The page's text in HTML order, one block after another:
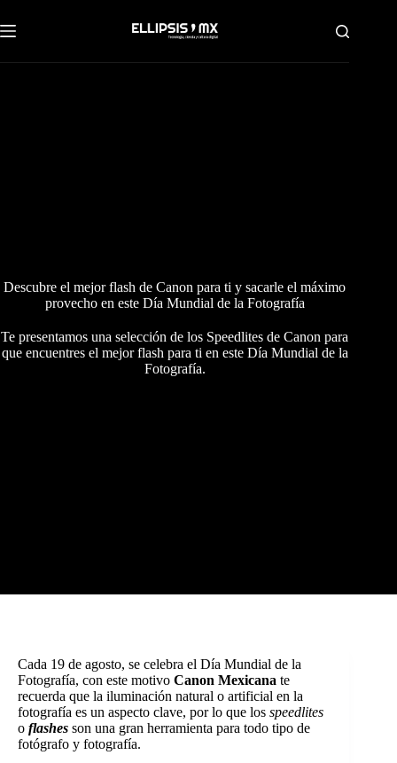
al
contenido
Descubre el mejor flash de Canon para ti y sacarle el máximo
provecho en este Día Mundial de la Fotografía
Te presentamos una selección de los Speedlites de Canon para
que encuentres el mejor flash para ti en este Día Mundial de la
Fotografía.
Cada 19 de agosto, se celebra el Día Mundial de la
Fotografía, con este motivo Canon Mexicana te
recuerda que la iluminación natural o artificial en la
fotografía es un aspecto clave, por lo que los speedlites
o flashes son una gran herramienta para todo tipo de
fotógrafo y fotografía.